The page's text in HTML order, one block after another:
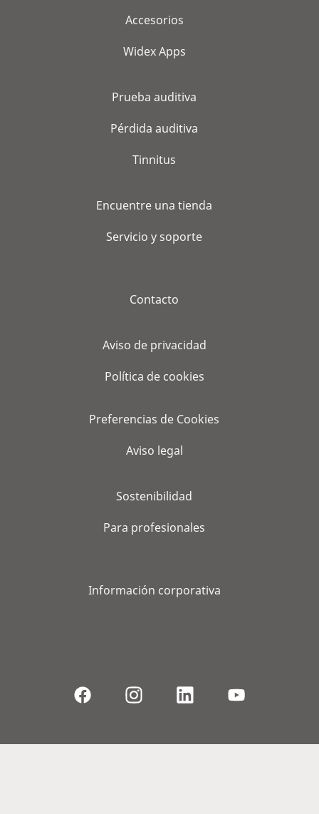
Accesorios
Widex Apps
Prueba auditiva
Pérdida auditiva
Tinnitus
Encuentre una tienda
Servicio y soporte
Contacto
Aviso de privacidad
Política de cookies
Preferencias de Cookies
Aviso legal
Sostenibilidad
Para profesionales
Información corporativa